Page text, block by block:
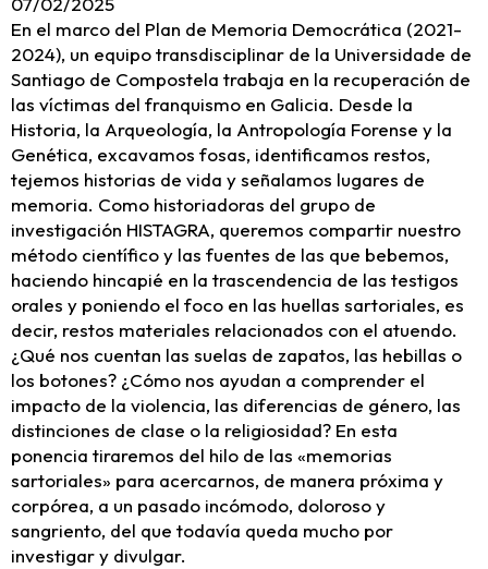
En el marco del Plan de Memoria Democrática (2021-
2024), un equipo transdisciplinar de la Universidade de
Santiago de Compostela trabaja en la recuperación de
las víctimas del franquismo en Galicia. Desde la
Historia, la Arqueología, la Antropología Forense y la
Genética, excavamos fosas, identificamos restos,
tejemos historias de vida y señalamos lugares de
memoria. Como historiadoras del grupo de
investigación HISTAGRA, queremos compartir nuestro
método científico y las fuentes de las que bebemos,
haciendo hincapié en la trascendencia de las testigos
orales y poniendo el foco en las huellas sartoriales, es
decir, restos materiales relacionados con el atuendo.
¿Qué nos cuentan las suelas de zapatos, las hebillas o
los botones? ¿Cómo nos ayudan a comprender el
impacto de la violencia, las diferencias de género, las
distinciones de clase o la religiosidad? En esta
ponencia tiraremos del hilo de las «memorias
sartoriales» para acercarnos, de manera próxima y
corpórea, a un pasado incómodo, doloroso y
sangriento, del que todavía queda mucho por
investigar y divulgar.